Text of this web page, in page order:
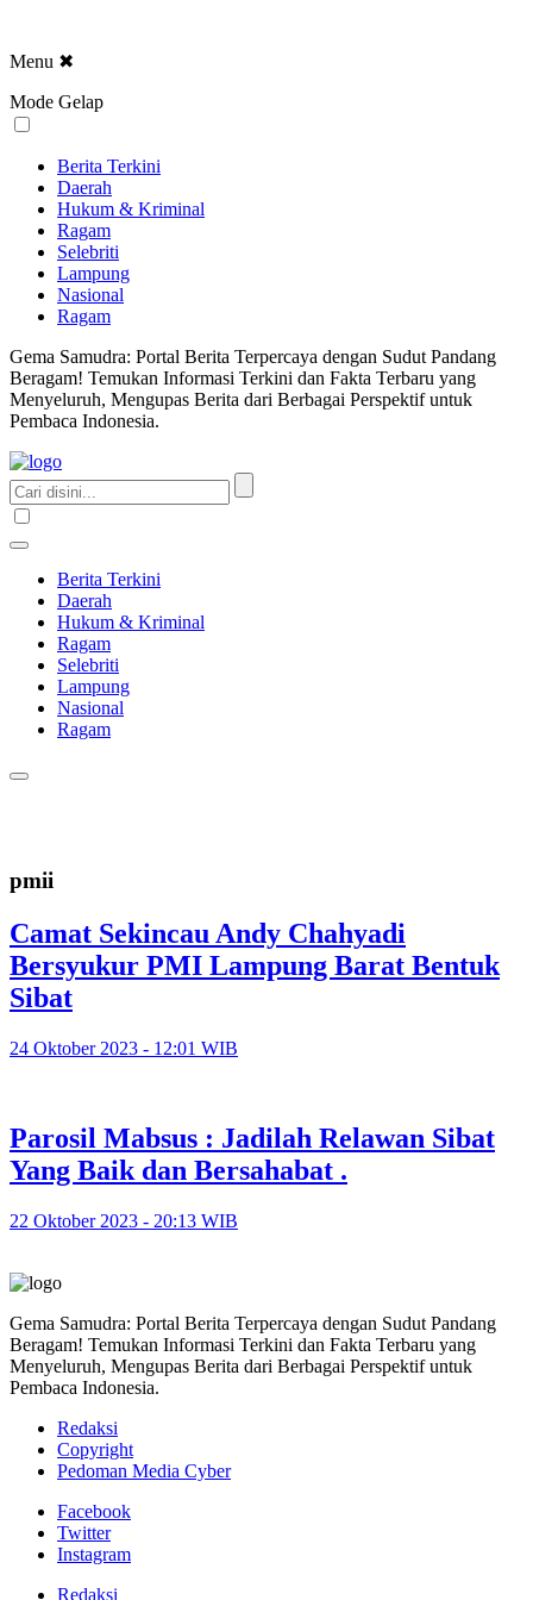
Menu ✖
Mode Gelap
Berita Terkini
Daerah
Hukum & Kriminal
Ragam
Selebriti
Lampung
Nasional
Ragam
Gema Samudra: Portal Berita Terpercaya dengan Sudut Pandang
Beragam! Temukan Informasi Terkini dan Fakta Terbaru yang
Menyeluruh, Mengupas Berita dari Berbagai Perspektif untuk
Pembaca Indonesia.
Berita Terkini
Daerah
Hukum & Kriminal
Ragam
Selebriti
Lampung
Nasional
Ragam
pmii
Camat Sekincau Andy Chahyadi
Bersyukur PMI Lampung Barat Bentuk
Sibat
24 Oktober 2023 - 12:01 WIB
Parosil Mabsus : Jadilah Relawan Sibat
Yang Baik dan Bersahabat .
22 Oktober 2023 - 20:13 WIB
Gema Samudra: Portal Berita Terpercaya dengan Sudut Pandang
Beragam! Temukan Informasi Terkini dan Fakta Terbaru yang
Menyeluruh, Mengupas Berita dari Berbagai Perspektif untuk
Pembaca Indonesia.
Redaksi
Copyright
Pedoman Media Cyber
Facebook
Twitter
Instagram
Redaksi